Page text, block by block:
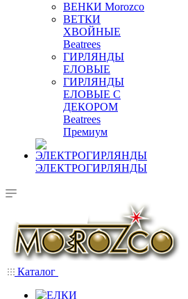
ВЕНКИ Morozco
ВЕТКИ
ХВОЙНЫЕ
Beatrees
ГИРЛЯНДЫ
ЕЛОВЫЕ
ГИРЛЯНДЫ
ЕЛОВЫЕ С
ДЕКОРОМ
Beatrees
Премиум
ЭЛЕКТРОГИРЛЯНДЫ
Каталог